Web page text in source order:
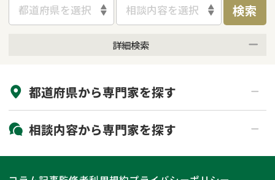
贈与税
相続人調査
産)
不動産の相続
相続登記
都道府県を選択 相談内容を選択 検索
詳細検索
初回相談無料
土日祝の相談可能
都道府県から専門家を探す
北海道・東北
北海道 青森県
関東
相談内容から専門家を探す